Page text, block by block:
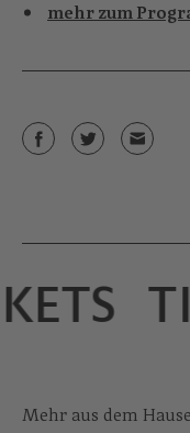
mehr zum
Mehr aus dem